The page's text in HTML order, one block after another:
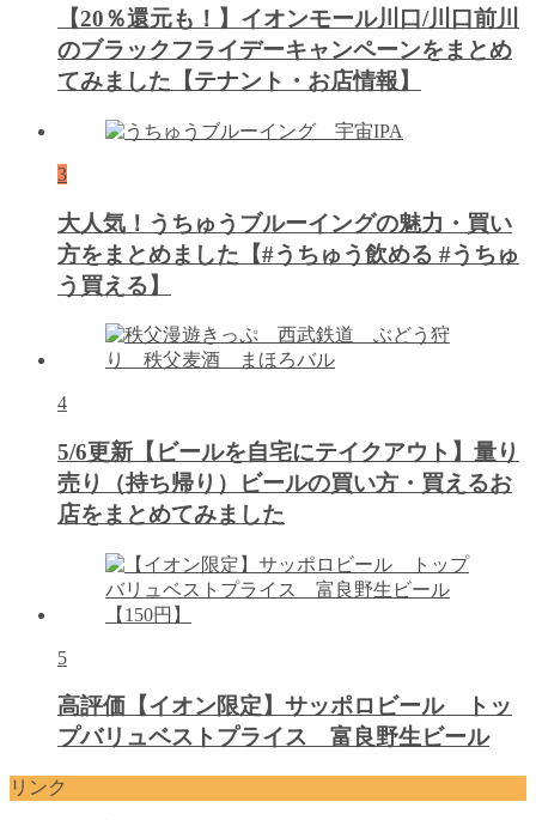
【20％還元も！】イオンモール川口/川口前川
のブラックフライデーキャンペーンをまとめ
てみました【テナント・お店情報】
3
大人気！うちゅうブルーイングの魅力・買い
方をまとめました【#うちゅう飲める #うちゅ
う買える】
4
5/6更新【ビールを自宅にテイクアウト】量り
売り（持ち帰り）ビールの買い方・買えるお
店をまとめてみました
5
高評価【イオン限定】サッポロビール トッ
プバリュベストプライス 富良野生ビール
リンク